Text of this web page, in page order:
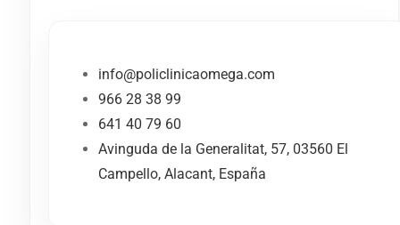
info@policlinicaomega.com
966 28 38 99
641 40 79 60
Avinguda de la Generalitat, 57, 03560 El
Campello, Alacant, España